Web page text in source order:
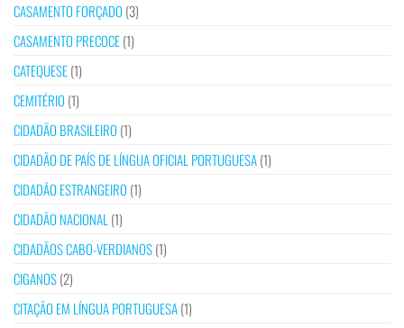
CASAMENTO FORÇADO (3)
CASAMENTO PRECOCE(1)
CATEQUESE(1)
CEMITÉRIO (1)
CIDADÃO BRASILEIRO (1)
CIDADÃO DE PAÍS DE LÍNGUA OFICIAL PORTUGUESA(1)
CIDADÃO ESTRANGEIRO (1)
CIDADÃO NACIONAL (1)
CIDADÃOS CABO-VERDIANOS(1)
CIGANOS(2)
CITAÇÃO EM LÍNGUA PORTUGUESA(1)